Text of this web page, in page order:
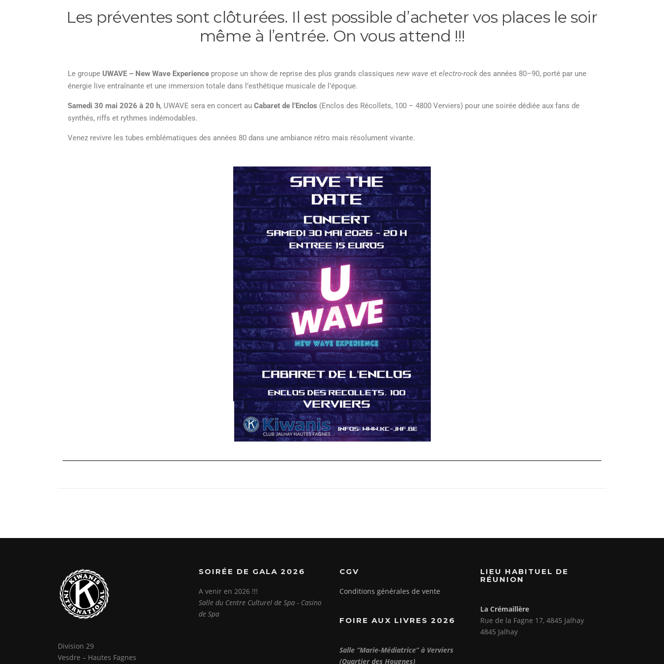
Les préventes sont clôturées. Il est possible d’acheter vos places le soir
même à l’entrée. On vous attend !!!
Le groupe UWAVE – New Wave Experience propose un show de reprise des plus grands classiques new wave et electro-rockdes années 80–90, porté par une
énergie live entraînante et une immersion totale dans l’esthétique musicale de l’époque.
Samedi 30 mai 2026 à 20 h, UWAVE sera en concert au Cabaret de l’Enclos (Enclos des Récollets, 100 – 4800 Verviers) pour une soirée dédiée aux fans de
synthés, riffs et rythmes indémodables.
Venez revivre les tubes emblématiques des années 80 dans une ambiance rétro mais résolument vivante.
Division 29
Vesdre – Hautes Fagnes
SOIRÉE DE GALA 2026
A venir en 2026 !!!
Salle du Centre Culturel de Spa - Casino
de Spa
CGV
Conditions générales de vente
FOIRE AUX LIVRES 2026
Salle “Marie-Médiatrice” à Verviers
(Quartier des Hougnes)
LIEU HABITUEL DE
RÉUNION
La Crémaillère
Rue de la Fagne 17, 4845 Jalhay
4845 Jalhay